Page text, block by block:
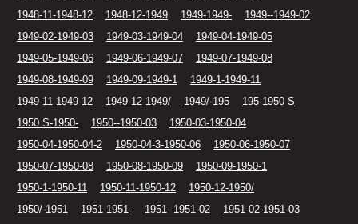
1948-11-1948-12
1948-12-1949 1949-1949-
1949--1949-02
1949-02-1949-03
1949-03-1949-04
1949-04-1949-05
1949-05-1949-06
1949-06-1949-07
1949-07-1949-08
1949-08-1949-09
1949-09-1949-1
1949-1-1949-11
1949-11-1949-12
1949-12-1949/ 1949/-195
195-1950 S
1950 S-1950-
1950--1950-03
1950-03-1950-04
1950-04-1950-04-2
1950-04-3-1950-06
1950-06-1950-07
1950-07-1950-08
1950-08-1950-09
1950-09-1950-1
1950-1-1950-11
1950-11-1950-12
1950-12-1950/
1950/-1951
1951-1951- 1951--1951-02
1951-02-1951-03